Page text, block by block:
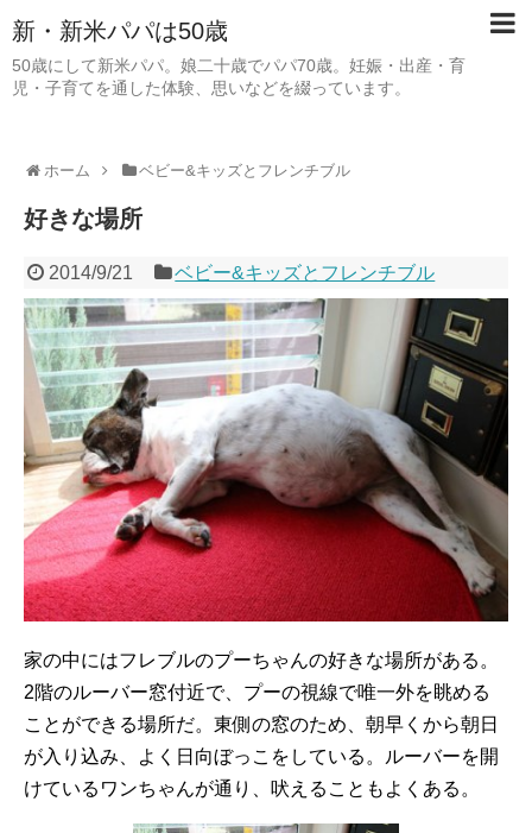
新・新米パパは50歳
50歳にして新米パパ。娘二十歳でパパ70歳。妊娠・出産・育
児・子育てを通した体験、思いなどを綴っています。
ホーム ベビー&キッズとフレンチブル
好きな場所
2014/9/21 ベビー&キッズとフレンチブル
家の中にはフレブルのプーちゃんの好きな場所がある。
2階のルーバー窓付近で、プーの視線で唯一外を眺める
ことができる場所だ。東側の窓のため、朝早くから朝日
が入り込み、よく日向ぼっこをしている。ルーバーを開
けているワンちゃんが通り、吠えることもよくある。